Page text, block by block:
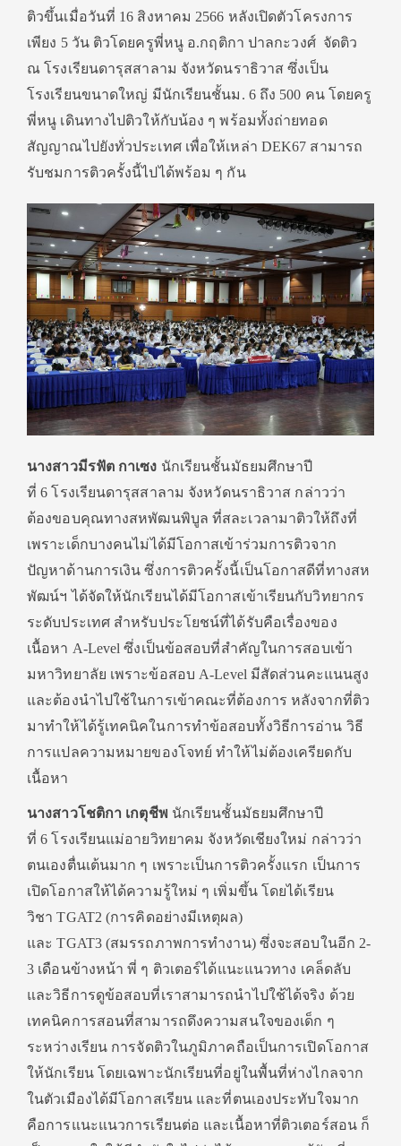
ติวขึ้นเมื่อวันที่ 16 สิงหาคม 2566 หลังเปิดตัวโครงการ
เพียง 5 วัน ติวโดยครูพี่หนู อ.กฤติกา ปาลกะวงศ์ จัดติว
ณ โรงเรียนดารุสสาลาม จังหวัดนราธิวาส ซึ่งเป็น
โรงเรียนขนาดใหญ่ มีนักเรียนชั้นม. 6 ถึง 500 คน โดยครู
พี่หนู เดินทางไปติวให้กับน้อง ๆ พร้อมทั้งถ่ายทอด
สัญญาณไปยังทั่วประเทศ เพื่อให้เหล่า DEK67 สามารถ
รับชมการติวครั้งนี้ไปได้พร้อม ๆ กัน
นางสาวมีรฟัต กาเซง นักเรียนชั้นมัธยมศึกษาปี
ที่ 6 โรงเรียนดารุสสาลาม จังหวัดนราธิวาส กล่าวว่า
ต้องขอบคุณทางสหพัฒนพิบูล ที่สละเวลามาติวให้ถึงที่
เพราะเด็กบางคนไม่ได้มีโอกาสเข้าร่วมการติวจาก
ปัญหาด้านการเงิน ซึ่งการติวครั้งนี้เป็นโอกาสดีที่ทางสห
พัฒน์ฯ ได้จัดให้นักเรียนได้มีโอกาสเข้าเรียนกับวิทยากร
ระดับประเทศ สำหรับประโยชน์ที่ได้รับคือเรื่องของ
เนื้อหา A-Level ซึ่งเป็นข้อสอบที่สำคัญในการสอบเข้า
มหาวิทยาลัย เพราะข้อสอบ A-Level มีสัดส่วนคะแนนสูง
และต้องนำไปใช้ในการเข้าคณะที่ต้องการ หลังจากที่ติว
มาทำให้ได้รู้เทคนิคในการทำข้อสอบทั้งวิธีการอ่าน วิธี
การแปลความหมายของโจทย์ ทำให้ไม่ต้องเครียดกับ
เนื้อหา
นางสาวโชติกา เกตุชีพ นักเรียนชั้นมัธยมศึกษาปี
ที่ 6 โรงเรียนแม่อายวิทยาคม จังหวัดเชียงใหม่ กล่าวว่า
ตนเองตื่นเต้นมาก ๆ เพราะเป็นการติวครั้งแรก เป็นการ
เปิดโอกาสให้ได้ความรู้ใหม่ ๆ เพิ่มขึ้น โดยได้เรียน
วิชา TGAT2 (การคิดอย่างมีเหตุผล)
และ TGAT3 (สมรรถภาพการทำงาน) ซึ่งจะสอบในอีก 2-
3 เดือนข้างหน้า พี่ ๆ ติวเตอร์ได้แนะแนวทาง เคล็ดลับ
และวิธีการดูข้อสอบที่เราสามารถนำไปใช้ได้จริง ด้วย
เทคนิคการสอนที่สามารถดึงความสนใจของเด็ก ๆ
ระหว่างเรียน การจัดติวในภูมิภาคถือเป็นการเปิดโอกาส
ให้นักเรียน โดยเฉพาะนักเรียนที่อยู่ในพื้นที่ห่างไกลจาก
ในตัวเมืองได้มีโอกาสเรียน และที่ตนเองประทับใจมาก
คือการแนะแนวการเรียนต่อ และเนื้อหาที่ติวเตอร์สอน ก็